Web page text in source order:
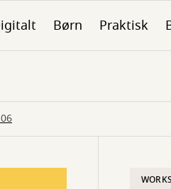
Børn Praktisk